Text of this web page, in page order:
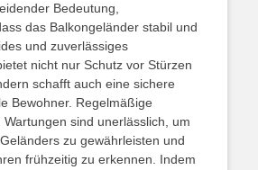
Bedeutung,
das Balkongeländer stabil und
und zuverlässiges
nicht nur Schutz vor Stürzen
schafft auch eine sichere
Bewohner. Regelmäßige
sind unerlässlich, um
zu gewährleisten und
frühzeitig zu erkennen. Indem